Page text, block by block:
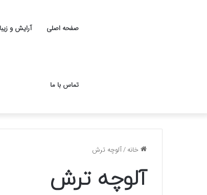
صفحه اصلی آرایش و
تماس با ما
خانه/آلوچه ترش
آلوچه ترش